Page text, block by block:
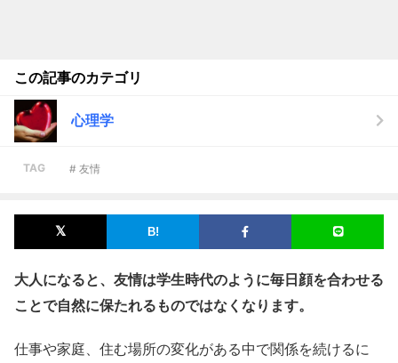
この記事のカテゴリ
心理学
TAG # 友情
大人になると、友情は学生時代のように毎日顔を合わせる
ことで自然に保たれるものではなくなります。
仕事や家庭、住む場所の変化がある中で関係を続けるに